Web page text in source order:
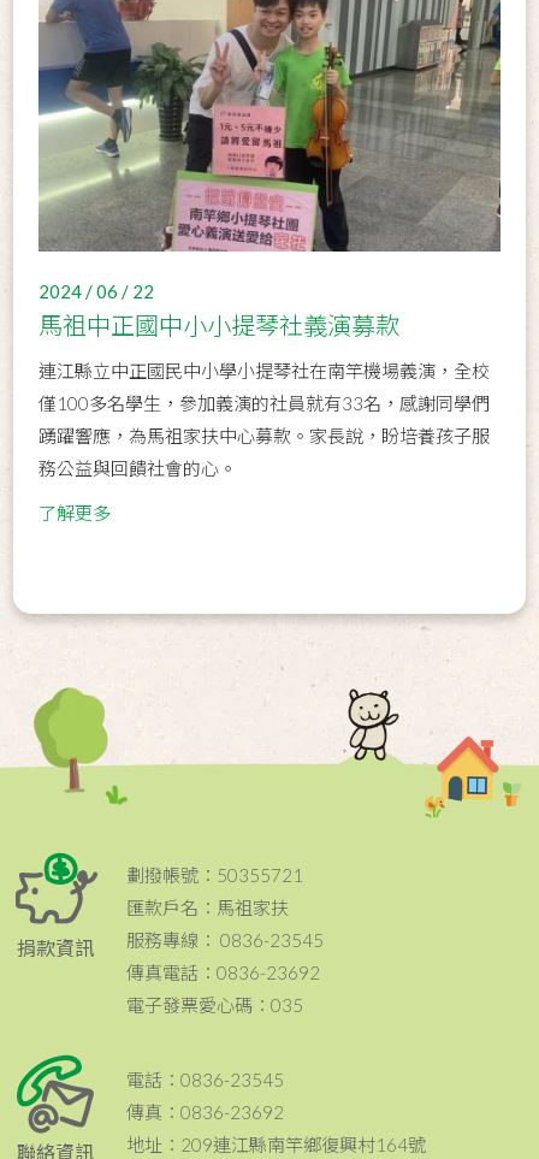
2024 / 06 / 22
馬祖中正國中小小提琴社義演募款
連江縣立中正國民中小學小提琴社在南竿機場義演，全校
僅100多名學生，參加義演的社員就有33名，感謝同學們
踴躍響應，為馬祖家扶中心募款。家長說，盼培養孩子服
務公益與回饋社會的心。
了解更多
捐款資訊
劃撥帳號：50355721
匯款戶名：馬祖家扶
服務專線： 0836-23545
傳真電話：0836-23692
電子發票愛心碼：035
聯絡資訊
電話：0836-23545
傳真：0836-23692
地址：209連江縣南竿鄉復興村164號